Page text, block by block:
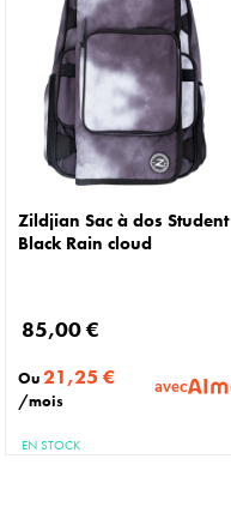
Zildjian Sac à dos Student
Black Rain cloud
85,00 €
Ou21,25 €
/mois
avec
EN STOCK